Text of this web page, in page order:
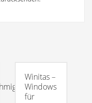
Winitas –
Windows
für